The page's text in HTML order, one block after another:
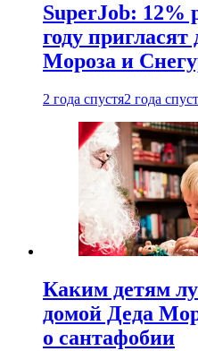
SuperJob: 12%
году пригласят
Мороза и
2 года спустя2 года
Каким детям
домой Деда
о сантафобии